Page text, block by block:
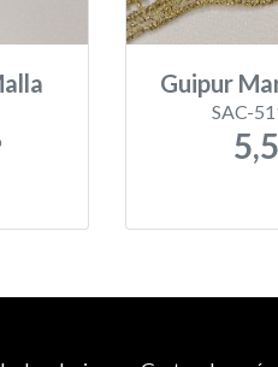
Guipur
SAC-